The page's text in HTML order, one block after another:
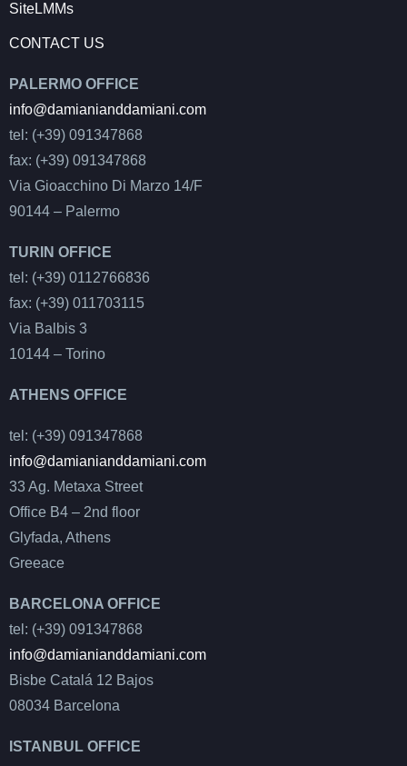
SiteLMMs
CONTACT US
PALERMO OFFICE
info@damianianddamiani.com
tel: (+39) 091347868
fax: (+39) 091347868
Via Gioacchino Di Marzo 14/F
90144 – Palermo
TURIN OFFICE
tel: (+39) 0112766836
fax: (+39) 011703115
Via Balbis 3
10144 – Torino
ATHENS OFFICE
tel: (+39) 091347868
info@damianianddamiani.com
33 Ag. Metaxa Street
Office B4 – 2nd floor
Glyfada, Athens
Greeace
BARCELONA OFFICE
tel: (+39) 091347868
info@damianianddamiani.com
Bisbe Catalá 12 Bajos
08034 Barcelona
ISTANBUL OFFICE